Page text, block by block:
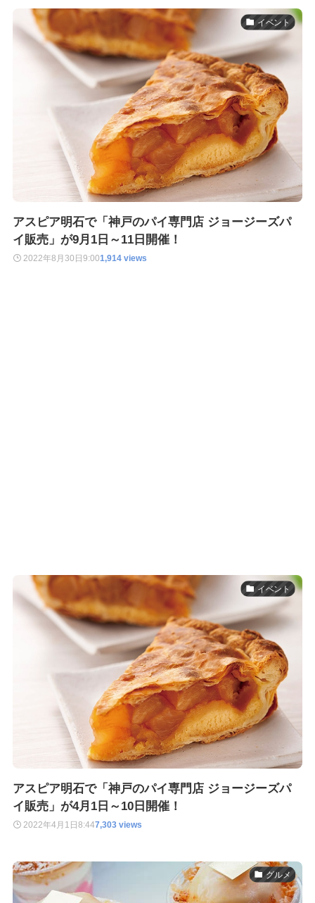
イベント
アスピア明石で「神戸のパイ専門店 ジョージーズパ
イ販売」が9月1日～11日開催！
2022年8月30日9:001,914 views
イベント
アスピア明石で「神戸のパイ専門店 ジョージーズパ
イ販売」が4月1日～10日開催！
2022年4月1日8:447,303 views
グルメ